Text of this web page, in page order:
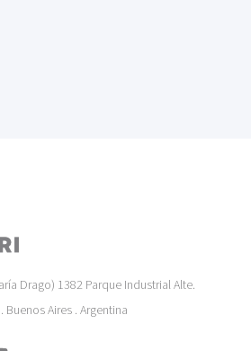
Drago) 1382 Parque Industrial Alte.
Aires . Argentina